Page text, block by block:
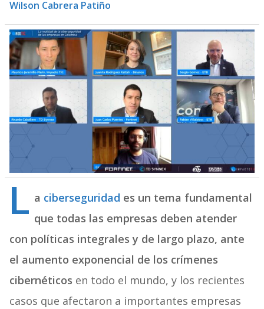
Wilson Cabrera Patiño
L a ciberseguridad es un tema fundamental
que todas las empresas deben atender
con políticas integrales y de largo plazo, ante
el aumento exponencial de los crímenes
cibernéticos en todo el mundo, y los recientes
casos que afectaron a importantes empresas